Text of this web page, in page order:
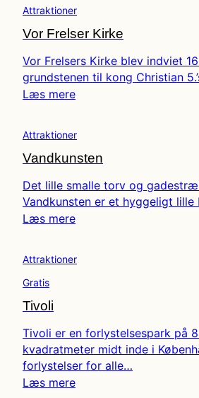
Attraktioner
Vor Frelser Kirke
Vor Frelsers Kirke blev indviet
grundstenen til kong Christian
Læs mere
Attraktioner
Vandkunsten
Det lille smalle torv og
Vandkunsten er et hyggeligt lille
Læs mere
Attraktioner
Gratis
Tivoli
Tivoli er en forlystelsespark på
kvadratmeter midt inde i
forlystelser for alle…
Læs mere